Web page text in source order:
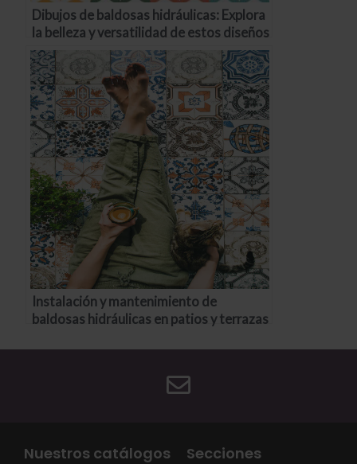
Dibujos de baldosas hidráulicas: Explora
la belleza y versatilidad de estos diseños
Instalación y mantenimiento de
baldosas hidráulicas en patios y terrazas
Nuestros catálogos Secciones